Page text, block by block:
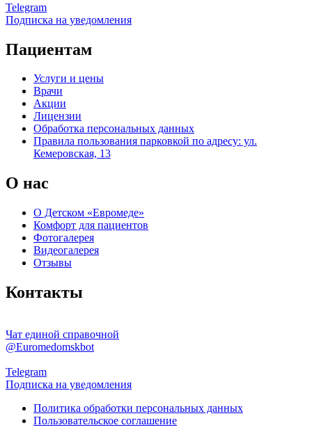
Telegram
Подписка на уведомления
Пациентам
Услуги и цены
Врачи
Акции
Лицензии
Обработка персональных данных
Правила пользования парковкой по адресу: ул.
Кемеровская, 13
О нас
О Детском «Евромеде»
Комфорт для пациентов
Фотогалерея
Видеогалерея
Отзывы
Контакты
Чат единой справочной
@Euromedomskbot
Telegram
Подписка на уведомления
Политика обработки персональных данных
Пользовательское соглашение